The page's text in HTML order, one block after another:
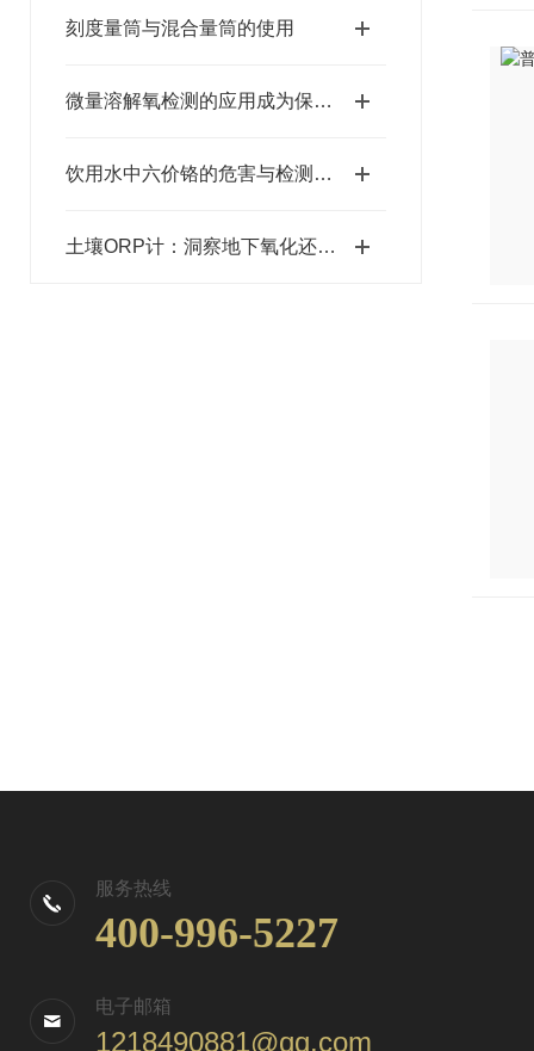
刻度量筒与混合量筒的使用
微量溶解氧检测的应用成为保障水质安全的关键
饮用水中六价铬的危害与检测方法
土壤ORP计：洞察地下氧化还原状态的“微观探针”
服务热线
400-996-5227
电子邮箱
1218490881@qq.com